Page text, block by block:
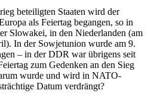
beteiligten Staaten wird der
als Feiertag begangen, so in
Slowakei, in den Niederlanden (am
In der Sowjetunion wurde am 9.
– in der DDR war übrigens seit
zum Gedenken an den Sieg
wurde und wird in NATO-
Datum verdrängt?